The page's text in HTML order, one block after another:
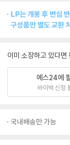
LP는 개봉 후 변심
구성품만 별도 교환
이미 소장하고 있다면
예스24에
바이백 신청
국내배송만 가능